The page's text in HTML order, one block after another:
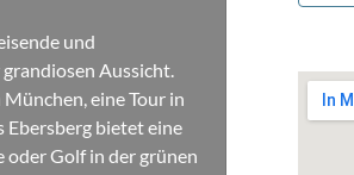
und
Aussicht.
eine Tour in
Ebersberg bietet eine
oder Golf in der grünen